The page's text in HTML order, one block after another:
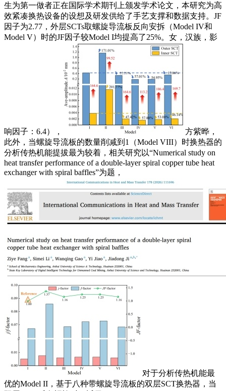
生为第一做者正在国际学术期刊上颁发学术论文，本研究为高
效紧凑换热设备的设想及研发供给了手艺支撑和数据支持。JF
因子为2.77，外层SCTs取螺旋导流板反向安拆（Model IV和
Model V）时的JF因子较Model I均提高了25%。女，汉族，影
响因子：6.4），
方紫晔，
此外，当螺旋导流板的数量削减到1（Model VIII）时换热器的
分析传热机能提拔最为较着，相关研究以“Numerical study on
heat transfer performance of a double-layer spiral copper tube heat
exchanger with spiral baffles”为题，
对于分析传热机能最
优的Model II，基于八种带螺旋导流板的双层SCT换热器，当